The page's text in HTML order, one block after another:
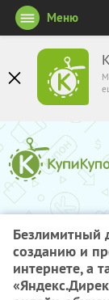
Меню
Безлимитный
созданию и
интернете, а